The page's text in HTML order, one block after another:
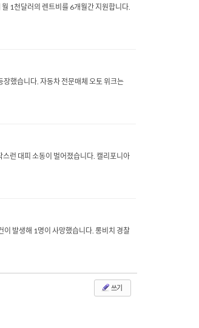
1천달러의 렌트비를 6개월간 지원합니다.
장했습니다. 자동차 전문매체 오토 위크는
런 대피 소동이 벌어졌습니다. 캘리포니아
이 발생해 1명이 사망했습니다. 롱비치 경찰
쓰기